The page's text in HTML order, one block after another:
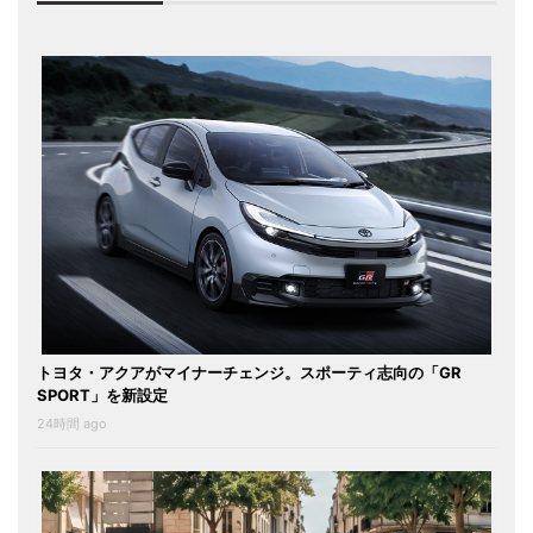
トヨタ・アクアがマイナーチェンジ。スポーティ志向の「GR
SPORT」を新設定
24時間 ago